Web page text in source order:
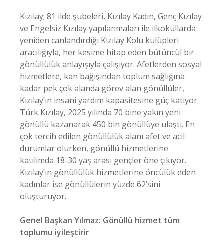
Kızılay; 81 ilde şubeleri, Kızılay Kadın, Genç Kızılay
ve Engelsiz Kızılay yapılanmaları ile ilkokullarda
yeniden canlandırdığı Kızılay Kolu kulüpleri
aracılığıyla, her kesime hitap eden bütüncül bir
gönüllülük anlayışıyla çalışıyor. Afetlerden sosyal
hizmetlere, kan bağışından toplum sağlığına
kadar pek çok alanda görev alan gönüllüler,
Kızılay’ın insani yardım kapasitesine güç katıyor.
Türk Kızılay, 2025 yılında 70 bine yakın yeni
gönüllü kazanarak 450 bin gönüllüye ulaştı. En
çok tercih edilen gönüllülük alanı afet ve acil
durumlar olurken, gönüllü hizmetlerine
katılımda 18-30 yaş arası gençler öne çıkıyor.
Kızılay’ın gönüllülük hizmetlerine öncülük eden
kadınlar ise gönüllülerin yüzde 62’sini
oluşturuyor.
Genel Başkan Yılmaz: Gönüllü hizmet tüm
toplumu iyileştirir